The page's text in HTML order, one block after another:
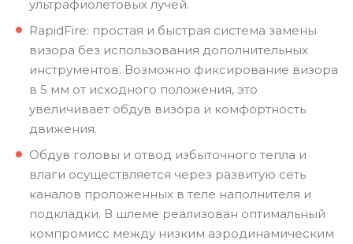
ультрафиолетовых лучей.
RapidFire: простая и быстрая система замены
визора без использования дополнительных
инструментов. Возможно фиксирование визора
в 5 мм от исходного положения, это
увеличивает обдув визора и комфортность
движения.
Обдув головы и отвод избыточного тепла и
влаги осуществляется через развитую сеть
каналов проложенных в теле наполнителя и
подкладки. В шлеме реализован оптимальный
компромисс между низким аэродинамическим